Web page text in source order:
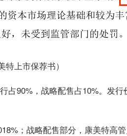
特上市保荐书）
占90%，战略配售占10%。发行
；战略配售部分，康美特高